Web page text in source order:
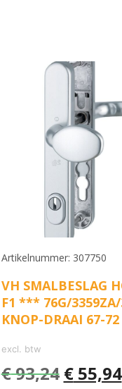
Artikelnummer: 307750
VH SMALBESLAG
F1 *** 76G/
KNOP-DRAAI 67-72
excl. btw
€93,24 €55,94